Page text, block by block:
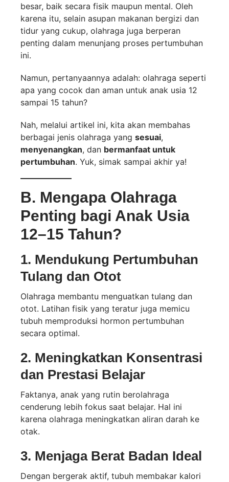
besar, baik secara fisik maupun mental. Oleh
karena itu, selain asupan makanan bergizi dan
tidur yang cukup, olahraga juga berperan
penting dalam menunjang proses pertumbuhan
ini.
Namun, pertanyaannya adalah: olahraga seperti
apa yang cocok dan aman untuk anak usia 12
sampai 15 tahun?
Nah, melalui artikel ini, kita akan membahas
berbagai jenis olahraga yang sesuai,
menyenangkan, dan bermanfaat untuk
pertumbuhan. Yuk, simak sampai akhir ya!
B. Mengapa Olahraga
Penting bagi Anak Usia
12–15 Tahun?
1. Mendukung Pertumbuhan
Tulang dan Otot
Olahraga membantu menguatkan tulang dan
otot. Latihan fisik yang teratur juga memicu
tubuh memproduksi hormon pertumbuhan
secara optimal.
2. Meningkatkan Konsentrasi
dan Prestasi Belajar
Faktanya, anak yang rutin berolahraga
cenderung lebih fokus saat belajar. Hal ini
karena olahraga meningkatkan aliran darah ke
otak.
3. Menjaga Berat Badan Ideal
Dengan bergerak aktif, tubuh membakar kalori